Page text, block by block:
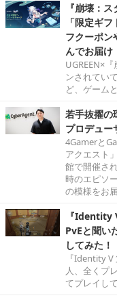
『崩壊：
「限定ギ
フクーポン
んでお届け
UGREEN×
ンされてい
ど、ゲーム
若手抜擢
プロデュー
4Gamerと
アクエスト
館で開催さ
時のエピソ
の模様をお
『Identity
PvEと聞い
してみた！
『Identity
人、全くプ
てプレイし